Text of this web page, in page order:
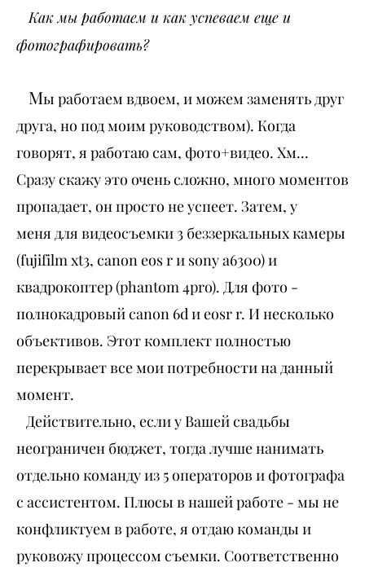
Как мы работаем и как успеваем еще и
фотографировать?
Мы работаем вдвоем, и можем заменять друг
друга, но под моим руководством). Когда
говорят, я работаю сам, фото+видео. Хм...
Сразу скажу это очень сложно, много моментов
пропадает, он просто не успеет. Затем, у
меня для видеосъемки 3 беззеркальных камеры
(fujifilm xt3, canon eos r и sony a6300) и
квадрокоптер (phantom 4pro). Для фото -
полнокадровый canon 6d и eosr r. И несколько
объективов. Этот комплект полностью
перекрывает все мои потребности на данный
момент.
Действительно, если у Вашей свадьбы
неограничен бюджет, тогда лучше нанимать
отдельно команду из 5 операторов и фотографа
с ассистентом. Плюсы в нашей работе - мы не
конфликтуем в работе, я отдаю команды и
руковожу процессом съемки. Соответственно